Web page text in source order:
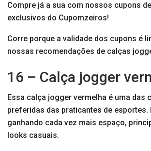
Compre já a sua com nossos cupons
exclusivos do Cupomzeiros!
Corre porque a validade dos cupons é
nossas recomendações de calças
16 – Calça jogger
Essa calça jogger vermelha é uma das
preferidas das praticantes de esportes.
ganhando cada vez mais espaço,
looks casuais.